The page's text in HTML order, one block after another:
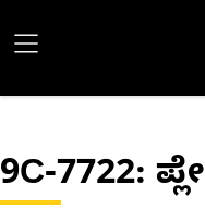
9C-7722: